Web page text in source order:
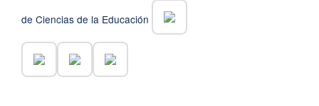
de Ciencias de la Educación